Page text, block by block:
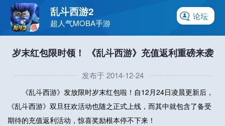
论坛
乱斗西游2
超人气MOBA手游
岁末红包限时领！ 《乱斗西游》充值返利重磅来袭
发布于 2014-12-24
《乱斗西游》发放限时岁末红包啦！自12月24日凌晨更新后，
《乱斗西游》双旦狂欢活动也随之正式上线，而其中就包含了备受
期待的充值返利活动，惊喜奖励根本停不下来！